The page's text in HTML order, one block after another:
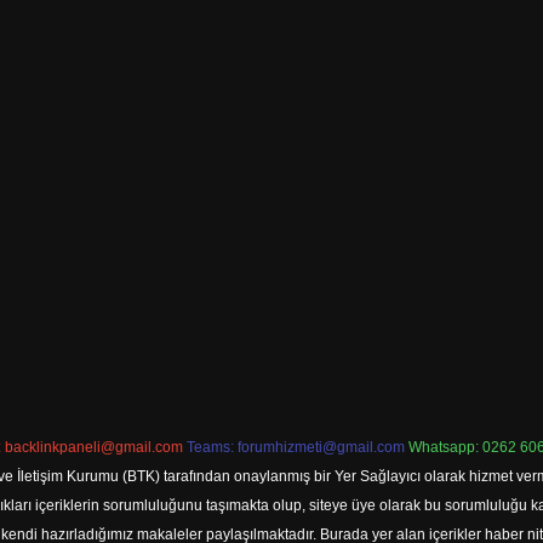
backlinkpaneli@gmail.com Teams: forumhizmeti@gmail.com Whatsapp: 0262
İletişim Kurumu (BTK) tarafından onaylanmış bir Yer Sağlayıcı olarak hizmet
içeriklerin sorumluluğunu taşımakta olup, siteye üye olarak bu sorumluluğu
hazırladığımız makaleler paylaşılmaktadır. Burada yer alan içerikler haber